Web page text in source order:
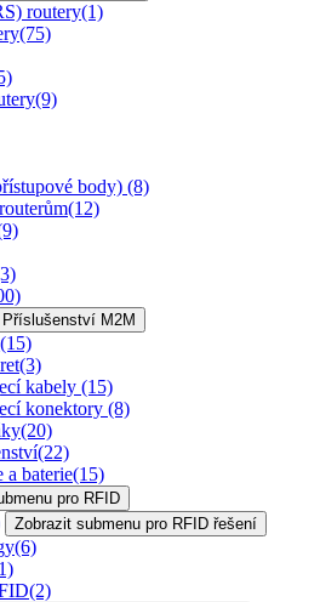
routery(1)
(75)
(9)
body) (8)
(12)
M2M
(15)
(3)
kabely (15)
konektory (8)
(20)
(22)
a baterie(15)
pro RFID
Zobrazit submenu pro RFID řešení
(6)
(2)